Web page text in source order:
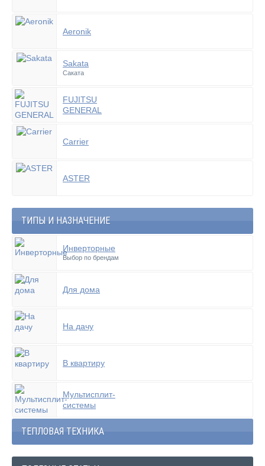
Aeronik
Sakata
Саката
FUJITSU
GENERAL
Carrier
ASTER
ТИПЫ И НАЗНАЧЕНИЕ
Инверторные
Выбор по брендам
Для дома
На дачу
В квартиру
Мультисплит-
системы
ТЕПЛОВАЯ ТЕХНИКА